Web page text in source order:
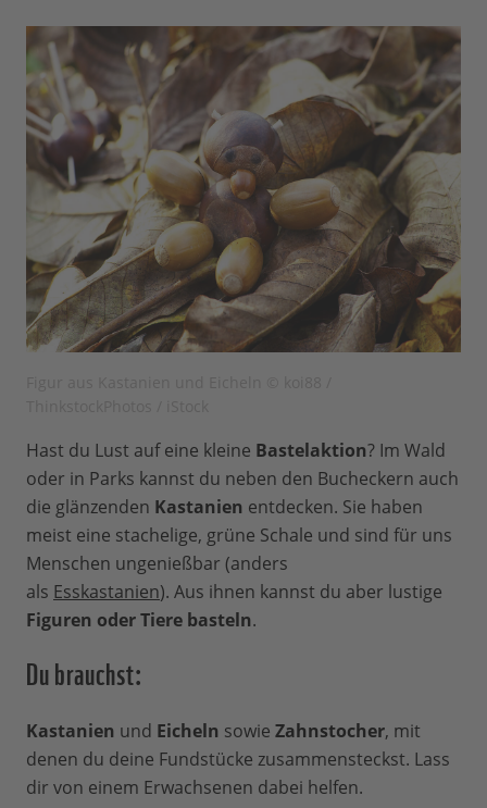
Hast du Lust auf eine kleine Bastelaktion? Im Wald
oder in Parks kannst du neben den Bucheckern auch
die glänzenden Kastanien entdecken. Sie haben
meist eine stachelige, grüne Schale und sind für uns
Menschen ungenießbar (anders
als Esskastanien). Aus ihnen kannst du aber lustige
Figuren oder Tiere basteln.
Du brauchst:
Kastanien und Eicheln sowie Zahnstocher, mit
denen du deine Fundstücke zusammensteckst. Lass
dir von einem Erwachsenen dabei helfen.